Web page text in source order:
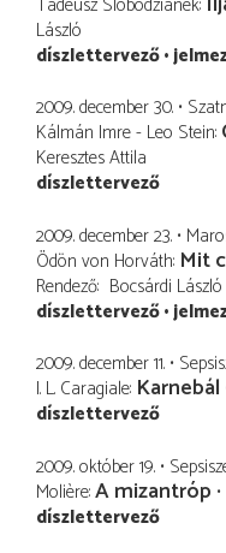
László
díszlettervező
2009. december 30.
Kálmán Imre - Leo Stein
Keresztes Attila
díszlettervező
2009. december 23.
Ödön von Horváth Mit
Rendező Bocsárdi László
díszlettervező
2009. december 11.
I. L. Caragiale Karnebál
díszlettervező
2009. október 19.
Molière A mizantróp
díszlettervező